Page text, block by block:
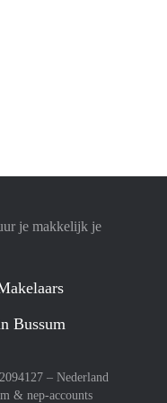
je makkelijk je
Bussum
– Nederland
& nep-accounts